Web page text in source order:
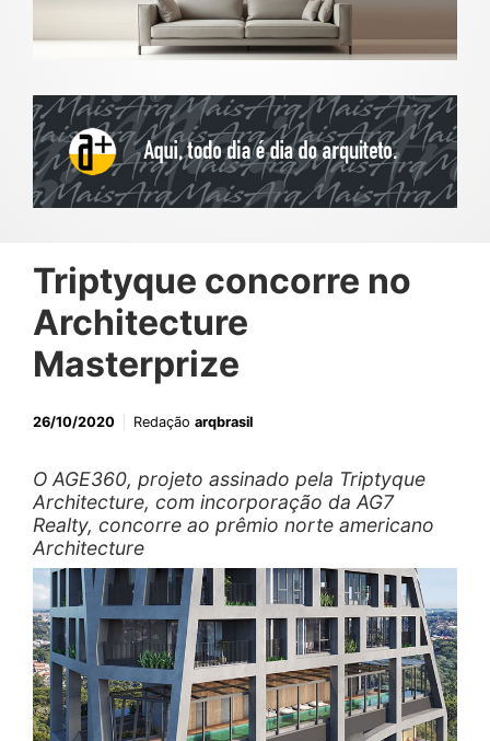
Triptyque concorre no
Architecture
Masterprize
26/10/2020 Redação arqbrasil
O AGE360, projeto assinado pela Triptyque
Architecture, com incorporação da AG7
Realty, concorre ao prêmio norte americano
Architecture